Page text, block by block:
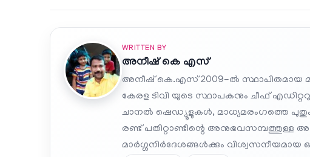
WRITTEN BY
അനീഷ്‌ കെ എസ്
അനീഷ് കെ.എസ് 2009-ൽ സ്ഥാപിതമായ
കേരള ടിവി യുടെ സ്ഥാപകനും ചീഫ്
ചാനൽ ഷെഡ്യൂളുകൾ, മാധ്യമരംഗത്തെ
രണ്ട് പതിറ്റാണ്ടിന്റെ അനുഭവസമ്പത്തുള്ള
മാർഗ്ഗനിർദേശങ്ങൾക്കും വിശ്വസനീയമായ